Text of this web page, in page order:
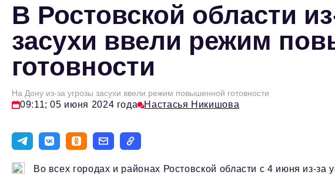
В Ростовской области
засухи ввели режим
готовности
На Дону из-за угрозы засухи ввели режим повышенной готовности
09:11; 05 июня 2024 года Настасья Никишова
Во всех городах и районах Ростовской области с 4 июня из-за